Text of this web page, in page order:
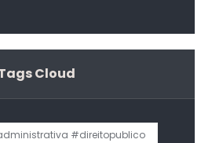
Cloud
#direitopublico